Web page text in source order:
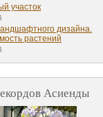
участок
дизайна.
растений
Асиенды